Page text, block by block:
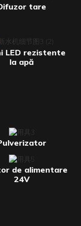
tare
LED rezistente
la apă
de alimentare
24V